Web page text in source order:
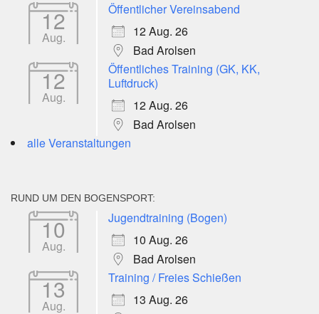
12
Aug.
Öffentlicher Vereinsabend
12 Aug. 26
Bad Arolsen
12
Aug.
Öffentliches Training (GK, KK,
Luftdruck)
12 Aug. 26
Bad Arolsen
alle Veranstaltungen
RUND UM DEN BOGENSPORT:
10
Aug.
Jugendtraining (Bogen)
10 Aug. 26
Bad Arolsen
13
Aug.
Training / Freies Schießen
13 Aug. 26